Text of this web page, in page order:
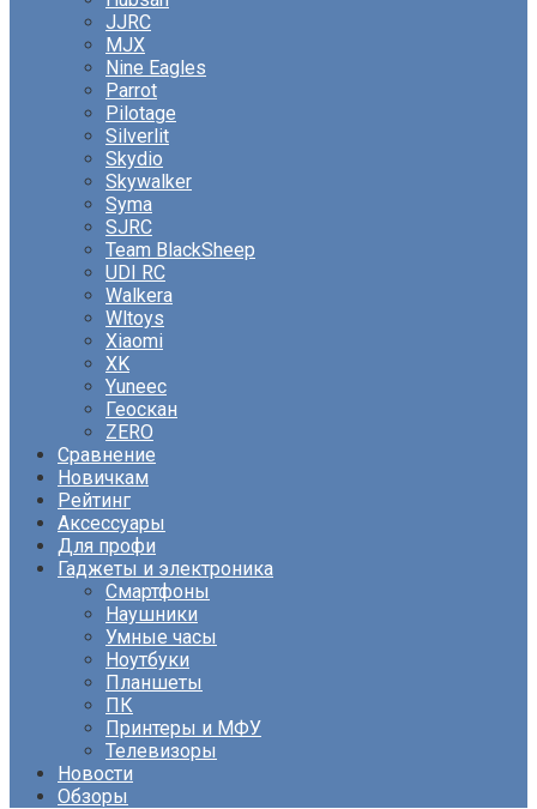
JJRC
MJX
Nine Eagles
Parrot
Pilotage
Silverlit
Skydio
Skywalker
Syma
SJRC
Team BlackSheep
UDI RC
Walkera
Wltoys
Xiaomi
XK
Yuneec
Геоскан
ZERO
Сравнение
Новичкам
Рейтинг
Аксессуары
Для профи
Гаджеты и электроника
Смартфоны
Наушники
Умные часы
Ноутбуки
Планшеты
ПК
Принтеры и МФУ
Телевизоры
Новости
Обзоры